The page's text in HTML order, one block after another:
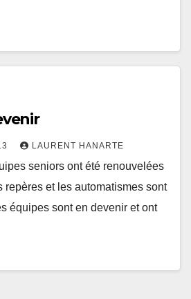
LAURENT HANARTE
seniors ont été renouvelées
repères et les automatismes sont
équipes sont en devenir et ont